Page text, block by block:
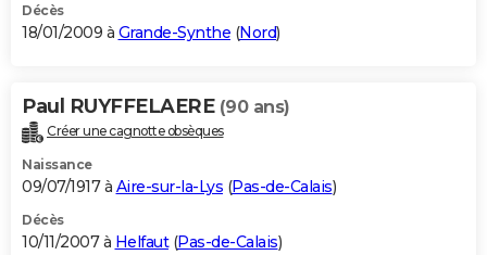
Décès
18/01/2009 à Grande-Synthe (Nord)
Paul RUYFFELAERE (90 ans)
Créer une cagnotte obsèques
Naissance
09/07/1917 à Aire-sur-la-Lys (Pas-de-Calais)
Décès
10/11/2007 à Helfaut(Pas-de-Calais)